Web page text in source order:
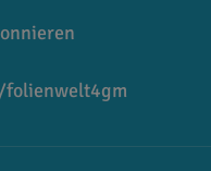
folienwelt4gm